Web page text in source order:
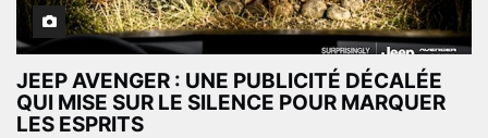
JEEP AVENGER : UNE PUBLICITÉ DÉCALÉE
QUI MISE SUR LE SILENCE POUR MARQUER
LES ESPRITS